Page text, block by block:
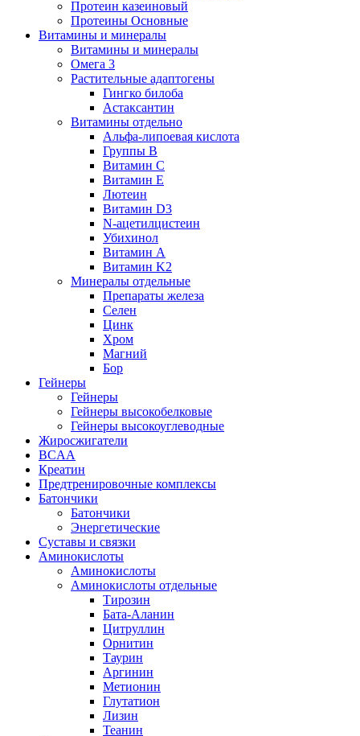
Протеин казеиновый
Протеины Основные
Витамины и минералы
Витамины и минералы
Омега 3
Растительные адаптогены
Гингко билоба
Астаксантин
Витамины отдельно
Альфа-липоевая кислота
Группы B
Витамин С
Витамин Е
Лютеин
Витамин D3
N-ацетилцистеин
Убихинол
Витамин А
Витамин K2
Минералы отдельные
Препараты железа
Селен
Цинк
Хром
Магний
Бор
Гейнеры
Гейнеры
Гейнеры высокобелковые
Гейнеры высокоуглеводные
Жиросжигатели
BCAA
Креатин
Предтренировочные комплексы
Батончики
Батончики
Энергетические
Суставы и связки
Аминокислоты
Аминокислоты
Аминокислоты отдельные
Тирозин
Бата-Аланин
Цитруллин
Орнитин
Таурин
Аргинин
Метионин
Глутатион
Лизин
Теанин